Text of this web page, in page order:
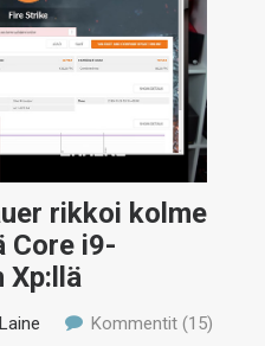
rikkoi kolme
Core i9-
Xp:llä
Kommentit (15)